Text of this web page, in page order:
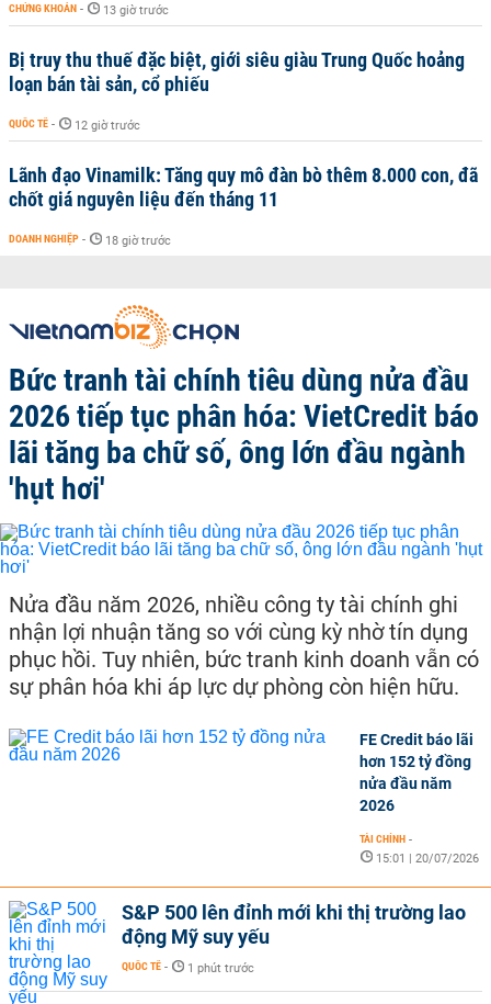
CHỨNG KHOÁN - 13 giờ trước
Bị truy thu thuế đặc biệt, giới siêu giàu Trung Quốc hoảng
loạn bán tài sản, cổ phiếu
QUỐC TẾ - 12 giờ trước
Lãnh đạo Vinamilk: Tăng quy mô đàn bò thêm 8.000 con, đã
chốt giá nguyên liệu đến tháng 11
DOANH NGHIỆP - 18 giờ trước
Bức tranh tài chính tiêu dùng nửa đầu
2026 tiếp tục phân hóa: VietCredit báo
lãi tăng ba chữ số, ông lớn đầu ngành
'hụt hơi'
Nửa đầu năm 2026, nhiều công ty tài chính ghi
nhận lợi nhuận tăng so với cùng kỳ nhờ tín dụng
phục hồi. Tuy nhiên, bức tranh kinh doanh vẫn có
sự phân hóa khi áp lực dự phòng còn hiện hữu.
FE Credit báo lãi
hơn 152 tỷ đồng
nửa đầu năm
2026
TÀI CHÍNH -
15:01 | 20/07/2026
S&P 500 lên đỉnh mới khi thị trường lao
động Mỹ suy yếu
QUỐC TẾ - 1 phút trước